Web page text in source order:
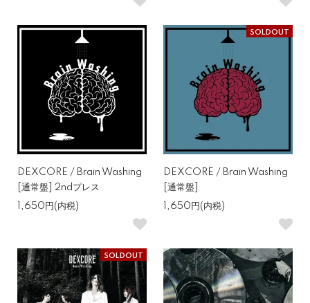
DEXCORE / Brain Washing
[通常盤] 2ndプレス
1,650円(内税)
SOLDOUT
DEXCORE / Brain Washing
[通常盤]
1,650円(内税)
SOLDOUT